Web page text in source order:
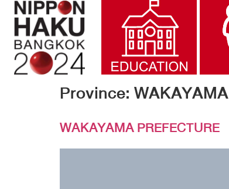
Province:WAKAYAMA
WAKAYAMA PREFECTURE